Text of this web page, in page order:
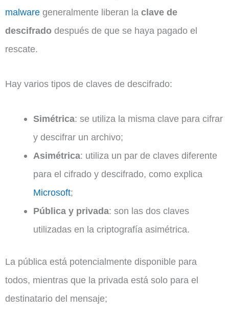
malware generalmente liberan la clave de
descifrado después de que se haya pagado el
rescate.
Hay varios tipos de claves de descifrado:
Simétrica: se utiliza la misma clave para cifrar
y descifrar un archivo;
Asimétrica: utiliza un par de claves diferente
para el cifrado y descifrado, como explica
Microsoft;
Pública y privada: son las dos claves
utilizadas en la criptografía asimétrica.
La pública está potencialmente disponible para
todos, mientras que la privada está solo para el
destinatario del mensaje;